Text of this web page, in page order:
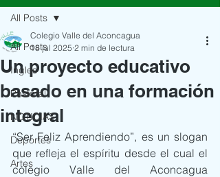
All Posts
Ingles
Pastoral
NOTICIAS
Deportes
Artes
All Posts
Un proyecto educativo
basado en una formación
integral
Colegio Valle del Aconcagua
18 jul 2025 2 min de lectura
“Ser Feliz Aprendiendo”, es un slogan
que refleja el espíritu desde el cual el
colegio Valle del Aconcagua